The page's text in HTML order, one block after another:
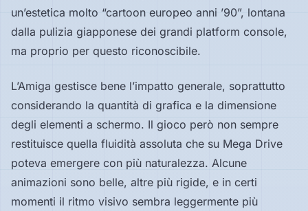
un’estetica molto “cartoon europeo anni ’90”, lontana
dalla pulizia giapponese dei grandi platform console,
ma proprio per questo riconoscibile.
L’Amiga gestisce bene l’impatto generale, soprattutto
considerando la quantità di grafica e la dimensione
degli elementi a schermo. Il gioco però non sempre
restituisce quella fluidità assoluta che su Mega Drive
poteva emergere con più naturalezza. Alcune
animazioni sono belle, altre più rigide, e in certi
momenti il ritmo visivo sembra leggermente più